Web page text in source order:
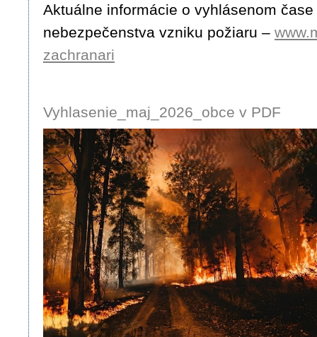
Aktuálne informácie o vyhlásenom
nebezpečenstva vzniku požiaru –
zachranari
Vyhlasenie_maj_2026_obce v PDF